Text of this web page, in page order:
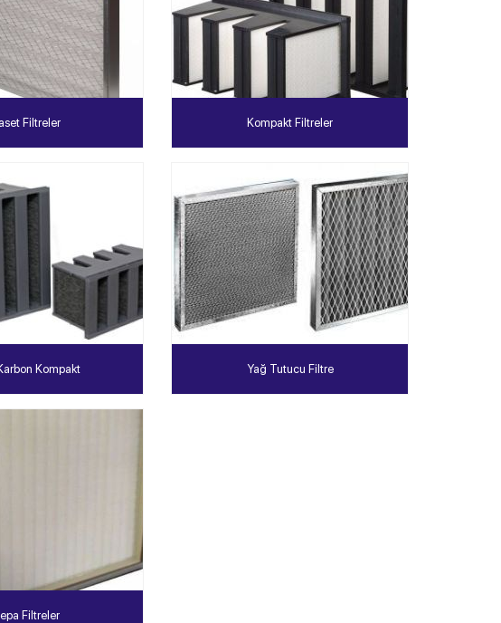
Filtreler Kompakt Filtreler
Kompakt Yağ Tutucu Filtre
Filtreler